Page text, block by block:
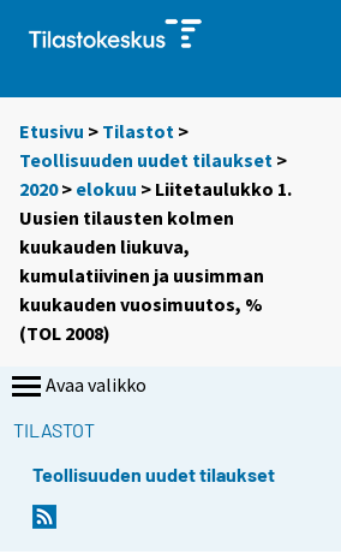
Etusivu > Tilastot >
Teollisuuden uudet tilaukset >
2020> elokuu > Liitetaulukko 1.
Uusien tilausten kolmen
kuukauden liukuva,
kumulatiivinen ja uusimman
kuukauden vuosimuutos, %
(TOL 2008)
Avaa valikko
TILASTOT
Teollisuuden uudet tilaukset